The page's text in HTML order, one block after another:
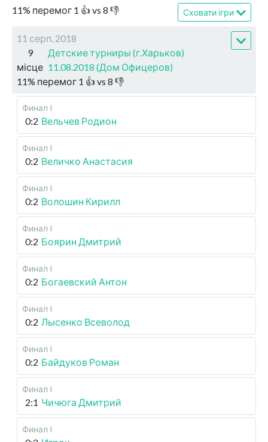
11% перемог 1 👍 vs 8 👎 Сховати ігри
11 серп, 2018
9
місце
Детские турниры (г.Харьков)
11.08.2018 (Дом Офицеров)
11% перемог 1 👍 vs 8 👎
Финал I
0:2 Вельчев Родион
Финал I
0:2 Величко Анастасия
Финал I
0:2 Волошин Кирилл
Финал I
0:2 Боярин Дмитрий
Финал I
0:2 Богаевский Антон
Финал I
0:2 Лысенко Всеволод
Финал I
0:2 Байдуков Роман
Финал I
2:1 Чичюга Дмитрий
Финал I